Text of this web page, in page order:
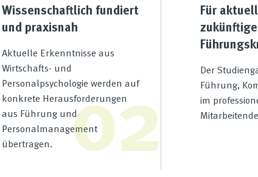
Wissenschaftlich fundiert
und praxisnah
Aktuelle Erkenntnisse aus
Wirtschafts- und
Personalpsychologie werden auf
konkrete Herausforderungen
aus Führung und
Personalmanagement
übertragen.
02
Für
zukünftige
Der
Führung,
im